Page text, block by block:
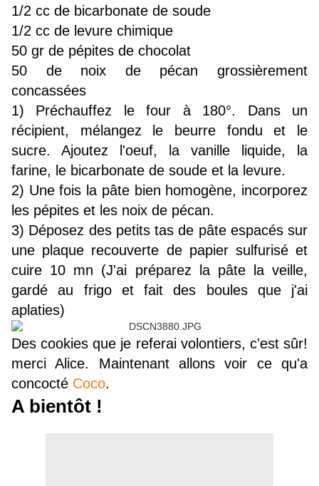
1/2 cc de bicarbonate de soude
1/2 cc de levure chimique
50 gr de pépites de chocolat
50 de noix de pécan grossièrement
concassées
1) Préchauffez le four à 180°. Dans un
récipient, mélangez le beurre fondu et le
sucre. Ajoutez l'oeuf, la vanille liquide, la
farine, le bicarbonate de soude et la levure.
2) Une fois la pâte bien homogène, incorporez
les pépites et les noix de pécan.
3) Déposez des petits tas de pâte espacés sur
une plaque recouverte de papier sulfurisé et
cuire 10 mn (J'ai préparez la pâte la veille,
gardé au frigo et fait des boules que j'ai
aplaties)
Des cookies que je referai volontiers, c'est sûr!
merci Alice. Maintenant allons voir ce qu'a
concocté Coco.
A bientôt !